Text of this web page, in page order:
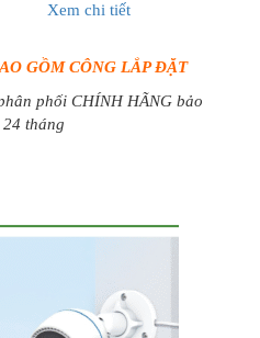
Xem chi tiết
GỒM CÔNG LẮP ĐẶT
phối CHÍNH HÃNG bảo
tháng